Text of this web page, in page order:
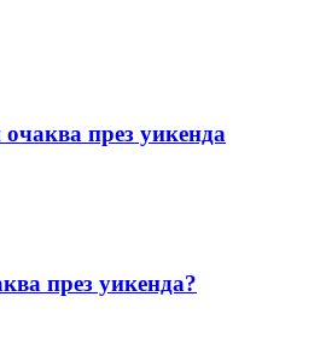
през уикенда
през уикенда?